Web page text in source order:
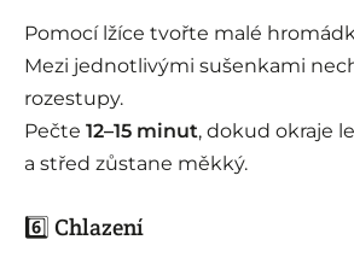
Pomocí lžíce tvořte malé
Mezi jednotlivými sušenkami
rozestupy.
Pečte 12–15 minut, dokud okraje
a střed zůstane měkký.
6️⃣ Chlazení